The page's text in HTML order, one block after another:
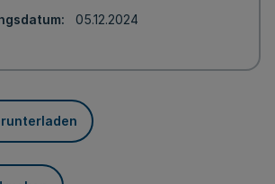
05.12.2024